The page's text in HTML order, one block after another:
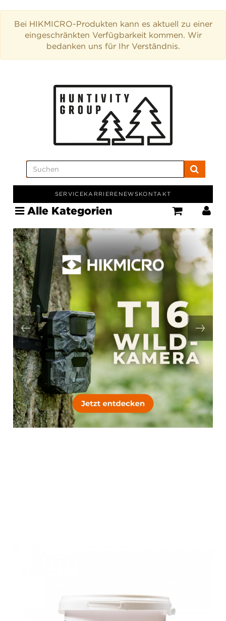
Bei HIKMICRO-Produkten kann es aktuell zu einer
eingeschränkten Verfügbarkeit kommen. Wir
bedanken uns für Ihr Verständnis.
SERVICEKARRIERE NEWSKONTAKT
Alle Kategorien